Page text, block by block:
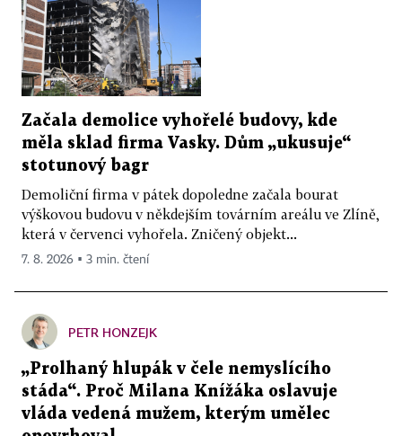
Začala demolice vyhořelé budovy, kde
měla sklad firma Vasky. Dům „ukusuje“
stotunový bagr
Demoliční firma v pátek dopoledne začala bourat
výškovou budovu v někdejším továrním areálu ve Zlíně,
která v červenci vyhořela. Zničený objekt...
7. 8. 2026 ▪ 3 min. čtení
PETR HONZEJK
„Prolhaný hlupák v čele nemyslícího
stáda“. Proč Milana Knížáka oslavuje
vláda vedená mužem, kterým umělec